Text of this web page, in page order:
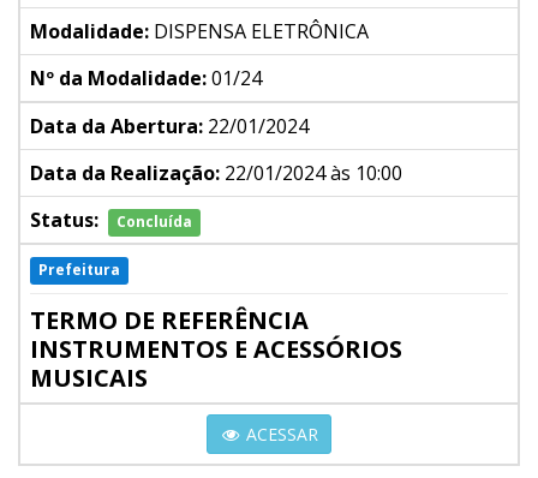
Modalidade: DISPENSA ELETRÔNICA
Nº da Modalidade:01/24
Data da Abertura: 22/01/2024
Data da Realização: 22/01/2024 às 10:00
Status:
Concluída
Prefeitura
TERMO DE REFERÊNCIA
INSTRUMENTOS E ACESSÓRIOS
MUSICAIS
ACESSAR